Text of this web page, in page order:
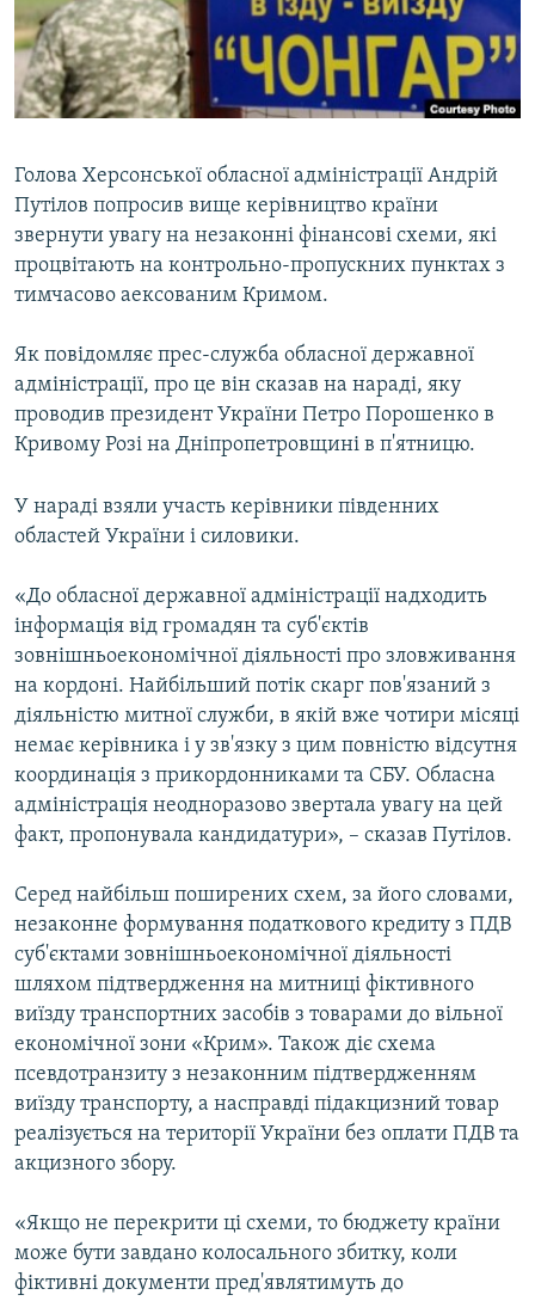
ВІДЕОУРОКИ «ELIFBE»
СВІДЧЕННЯ ОКУПАЦІЇ
УКРАЇНСЬКА ПРОБЛЕМА КРИМУ
Русский
Qırımtatar
Усі сайти RFE/RL
Голова Херсонської обласної адміністрації Андрій
Путілов попросив вище керівництво країни
звернути увагу на незаконні фінансові схеми, які
процвітають на контрольно-пропускних пунктах з
тимчасово аексованим Кримом.
Як повідомляє прес-служба обласної державної
адміністрації, про це він сказав на нараді, яку
проводив президент України Петро Порошенко в
Кривому Розі на Дніпропетровщині в п'ятницю.
У нараді взяли участь керівники південних
областей України і силовики.
«До обласної державної адміністрації надходить
інформація від громадян та суб'єктів
зовнішньоекономічної діяльності про зловживання
на кордоні. Найбільший потік скарг пов'язаний з
діяльністю митної служби, в якій вже чотири місяці
немає керівника і у зв'язку з цим повністю відсутня
координація з прикордонниками та СБУ. Обласна
адміністрація неодноразово звертала увагу на цей
факт, пропонувала кандидатури», – сказав Путілов.
Серед найбільш поширених схем, за його словами,
незаконне формування податкового кредиту з ПДВ
суб'єктами зовнішньоекономічної діяльності
шляхом підтвердження на митниці фіктивного
виїзду транспортних засобів з товарами до вільної
економічної зони «Крим». Також діє схема
псевдотранзиту з незаконним підтвердженням
виїзду транспорту, а насправді підакцизний товар
реалізується на території України без оплати ПДВ та
акцизного збору.
«Якщо не перекрити ці схеми, то бюджету країни
може бути завдано колосального збитку, коли
фіктивні документи пред'являтимуть до